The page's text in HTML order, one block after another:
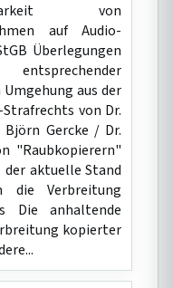
von
auf Audio-
Überlegungen
aus der
von Dr.
Gercke / Dr.
"Raubkopierern"
aktuelle Stand
die Verbreitung
Die anhaltende
kopierter